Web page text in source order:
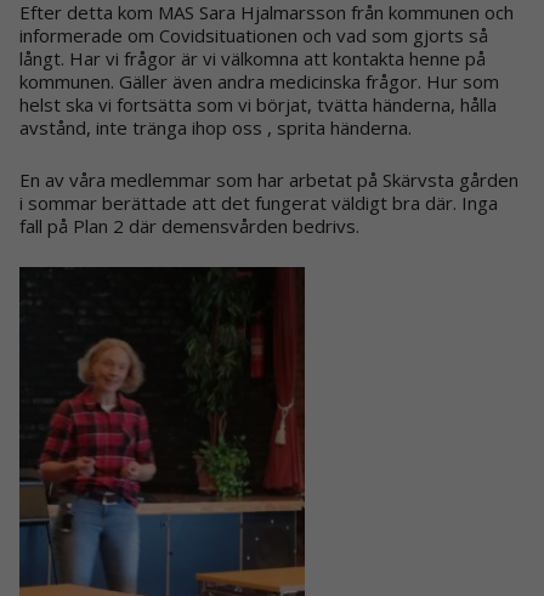
Efter detta kom MAS Sara Hjalmarsson från kommunen och
informerade om Covidsituationen och vad som gjorts så
långt. Har vi frågor är vi välkomna att kontakta henne på
kommunen. Gäller även andra medicinska frågor. Hur som
helst ska vi fortsätta som vi börjat, tvätta händerna, hålla
avstånd, inte tränga ihop oss , sprita händerna.
En av våra medlemmar som har arbetat på Skärvsta gården
i sommar berättade att det fungerat väldigt bra där. Inga
fall på Plan 2 där demensvården bedrivs.